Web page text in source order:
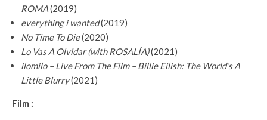
ROMA(2019)
everything i wanted(2019)
No Time To Die(2020)
Lo Vas A Olvidar (with ROSALÍA)(2021)
ilomilo – Live From The Film – Billie Eilish: The World’s A
Little Blurry(2021)
Film :